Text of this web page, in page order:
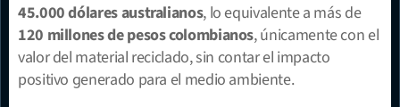
45.000 dólares australianos
, lo equivalente a más de
120 millones de pesos colombianos, únicamente con el
valor del material reciclado, sin contar el impacto
positivo generado para el medio ambiente.